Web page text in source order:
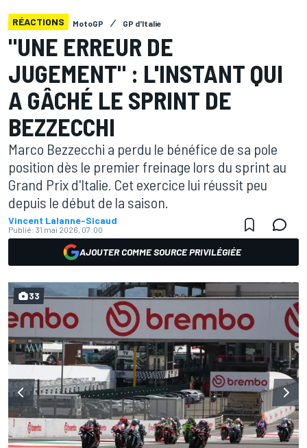
RÉACTIONS MotoGP GP d'Italie
"UNE ERREUR DE
JUGEMENT" : L'INSTANT QUI
A GÂCHÉ LE SPRINT DE
BEZZECCHI
Marco Bezzecchi a perdu le bénéfice de sa pole
position dès le premier freinage lors du sprint au
Grand Prix d'Italie. Cet exercice lui réussit peu
depuis le début de la saison.
Vincent Lalanne-Sicaud
Publié: 31 mai 2026, 07:00
AJOUTER COMME SOURCE PRIVILÉGIÉE
33